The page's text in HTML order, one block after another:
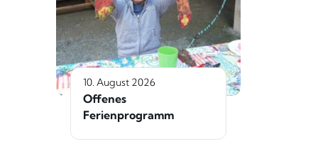
10. August 2026
Offenes
Ferienprogramm